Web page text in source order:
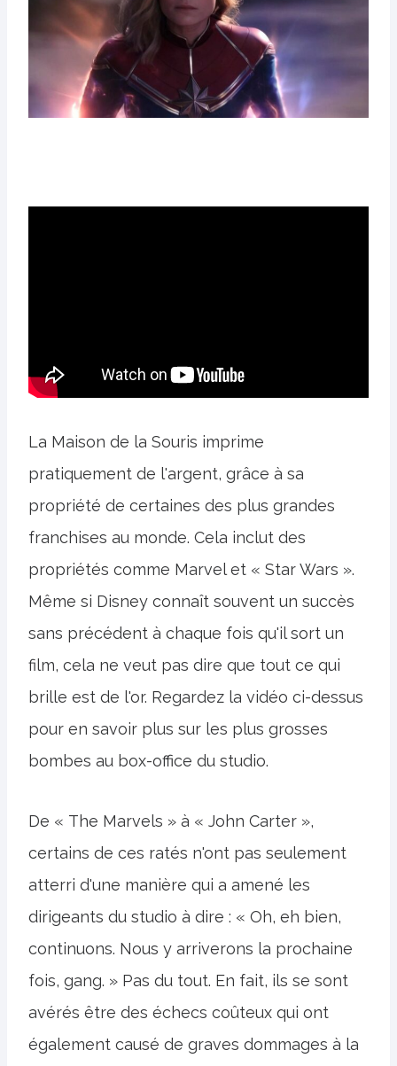
La Maison de la Souris imprime
pratiquement de l'argent, grâce à sa
propriété de certaines des plus grandes
franchises au monde. Cela inclut des
propriétés comme Marvel et « Star Wars ».
Même si Disney connaît souvent un succès
sans précédent à chaque fois qu'il sort un
film, cela ne veut pas dire que tout ce qui
brille est de l'or. Regardez la vidéo ci-dessus
pour en savoir plus sur les plus grosses
bombes au box-office du studio.
De « The Marvels » à « John Carter »,
certains de ces ratés n'ont pas seulement
atterri d'une manière qui a amené les
dirigeants du studio à dire : « Oh, eh bien,
continuons. Nous y arriverons la prochaine
fois, gang. » Pas du tout. En fait, ils se sont
avérés être des échecs coûteux qui ont
également causé de graves dommages à la